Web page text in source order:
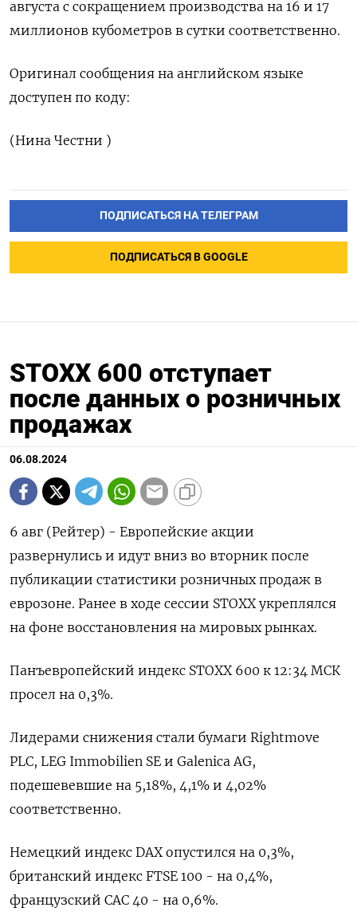
августа с сокращением производства на 16 и 17
миллионов кубометров в сутки соответственно.
Оригинал сообщения на английском языке
доступен по коду:
(Нина Честни )
ПОДПИСАТЬСЯ НА ТЕЛЕГРАМ
ПОДПИСАТЬСЯ В GOOGLE
STOXX 600 отступает
после данных о розничных
продажах
06.08.2024
6 авг (Рейтер) - Европейские акции
развернулись и идут вниз во вторник после
публикации статистики розничных продаж в
еврозоне. Ранее в ходе сессии STOXX укреплялся
на фоне восстановления на мировых рынках.
Панъевропейский индекс STOXX 600 к 12:34 МСК
просел на 0,3%.
Лидерами снижения стали бумаги Rightmove
PLC, LEG Immobilien SE и Galenica AG,
подешевевшие на 5,18​%, 4,1% и 4,02%
соответственно.
Немецкий индекс DAX опустился на 0,3%,
британский индекс FTSE 100 - на 0,4%,
французский CAC 40 - на 0,6%.